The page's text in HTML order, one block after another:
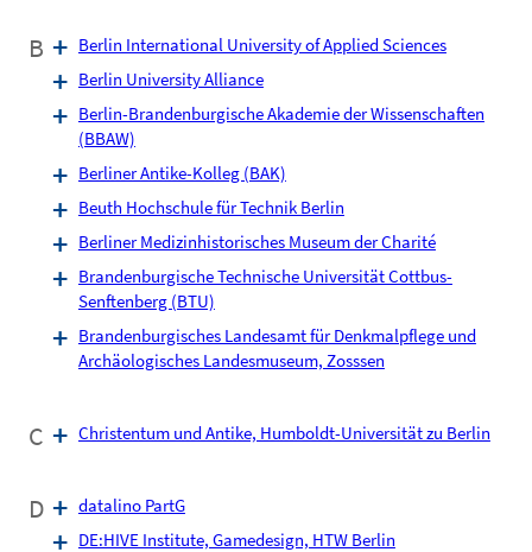
B
Berlin International University of Applied Sciences
Berlin University Alliance
Berlin-Brandenburgische Akademie der Wissenschaften
(BBAW)
Berliner Antike-Kolleg (BAK)
Beuth Hochschule für Technik Berlin
Berliner Medizinhistorisches Museum der Charité
Brandenburgische Technische Universität Cottbus-
Senftenberg (BTU)
Brandenburgisches Landesamt für Denkmalpflege und
Archäologisches Landesmuseum, Zosssen
C Christentum und Antike, Humboldt-Universität zu Berlin
D
datalino PartG
DE:HIVE Institute, Game­design, HTW Berlin